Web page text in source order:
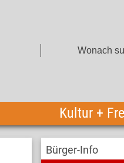
Kultur +
Bürger-Info